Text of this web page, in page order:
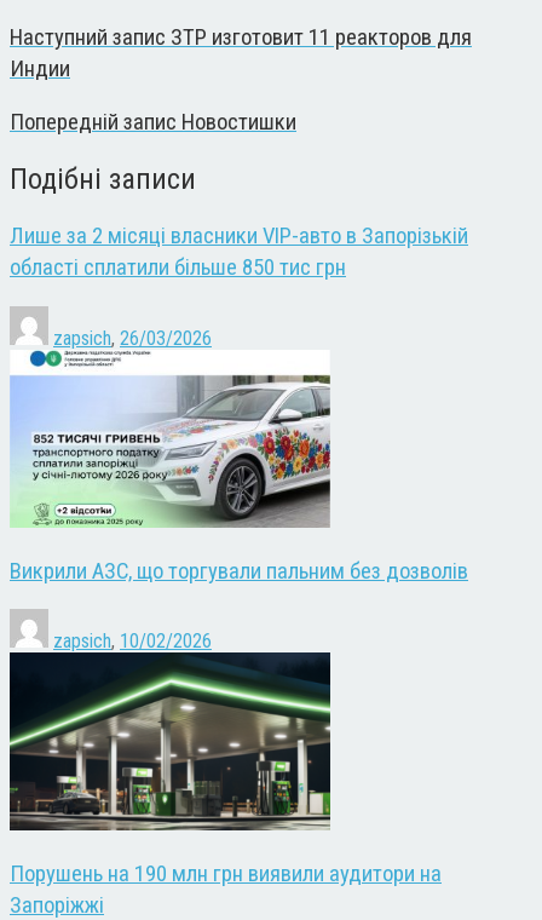
Наступний запис ЗТР изготовит 11 реакторов для
Индии
Попередній запис Новостишки
Подібні записи
Лише за 2 місяці власники VIP-авто в Запорізькій
області сплатили більше 850 тис грн
zapsich, 26/03/2026
Викрили АЗС, що торгували пальним без дозволів
zapsich, 10/02/2026
Порушень на 190 млн грн виявили аудитори на
Запоріжжі